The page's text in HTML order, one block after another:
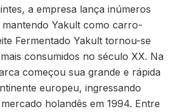
a empresa lança inúmeros
Yakult como carro-
Fermentado Yakult tornou-se
consumidos no século XX. Na
começou sua grande e rápida
europeu, ingressando
holandês em 1994. Entre